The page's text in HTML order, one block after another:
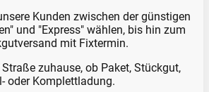
Kunden zwischen der günstigen
und "Express" wählen, bis hin zum
mit Fixtermin.
zuhause, ob Paket, Stückgut,
oder Komplettladung.